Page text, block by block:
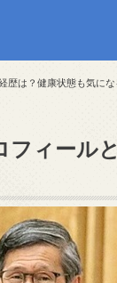
歴は？健康状態も気にな
フィール